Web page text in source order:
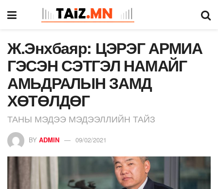
Ж.Энхбаяр: ЦЭРЭГ АРМИА
ГЭСЭН СЭТГЭЛ НАМАЙГ
АМЬДРАЛЫН ЗАМД
ХӨТӨЛДӨГ
ТАНЫ МЭДЭЭ МЭДЭЭЛЛИЙН ТАЙЗ
BY ADMIN 09/02/2021